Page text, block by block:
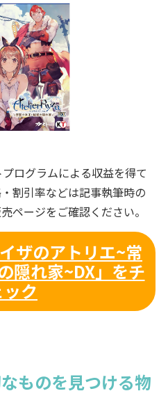
ログラムによる収益を得て
割引率などは記事執筆時の
ページをご確認ください。
ザのアトリエ~常
隠れ家~DX」をチ
ック
ものを見つける物